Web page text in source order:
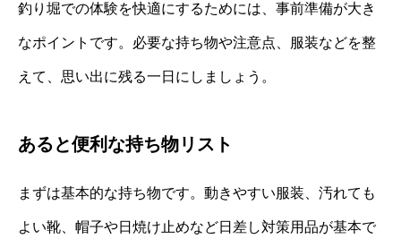
釣り堀での体験を快適にするためには、事前準備が大き
なポイントです。必要な持ち物や注意点、服装などを整
えて、思い出に残る一日にしましょう。
あると便利な持ち物リスト
まずは基本的な持ち物です。動きやすい服装、汚れても
よい靴、帽子や日焼け止めなど日差し対策用品が基本で